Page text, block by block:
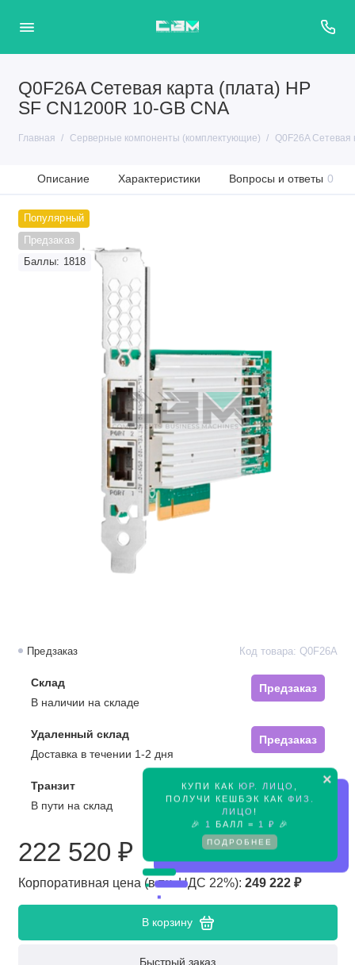
Q0F26A Сетевая карта (плата) HP
SF CN1200R 10-GB CNA
Главная Серверные компоненты (комплектующие) Q0F26A Сетевая
Описание Характеристики Вопросы и ответы 0
Популярный
Предзаказ
Баллы: 1818
×
КУПИ КАК ЮР. ЛИЦО
ПОЛУЧИ КЕШБЭК КАК ФИЗ.
ЛИЦО !
🎉
1 БАЛЛ = 1 ₽ 🎉
ПОДРОБНЕЕ
Предзаказ Код товара: Q0F26A
Склад
Предзаказ
В наличии на складе
Удаленный склад
Предзаказ
Доставка в течении 1-2 дня
Транзит
Предзаказ
В пути на склад
222 520 ₽
Корпоративная цена (в т.ч. НДС 22%): 249 222 ₽
В корзину
Быстрый заказ